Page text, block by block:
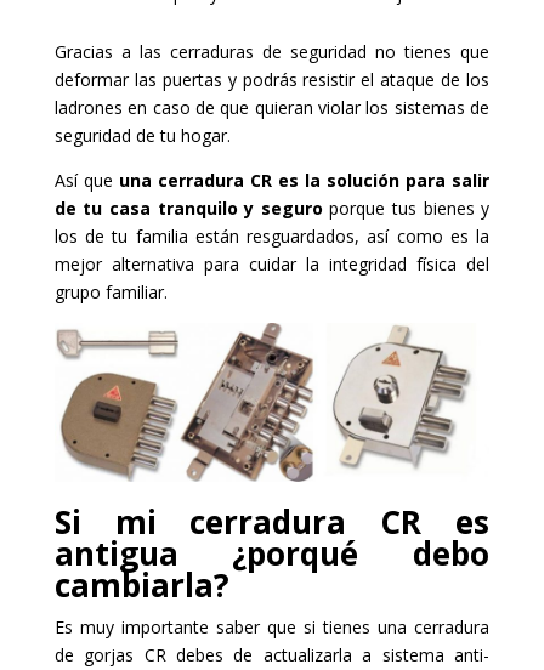
Gracias a las cerraduras de seguridad no tienes que
deformar las puertas y podrás resistir el ataque de los
ladrones en caso de que quieran violar los sistemas de
seguridad de tu hogar.
Así que una cerradura CR es la solución para salir
de tu casa tranquilo y seguro porque tus bienes y
los de tu familia están resguardados, así como es la
mejor alternativa para cuidar la integridad física del
grupo familiar.
Si mi cerradura CR es
antigua ¿porqué debo
cambiarla?
Es muy importante saber que si tienes una cerradura
de gorjas CR debes de actualizarla a sistema anti-